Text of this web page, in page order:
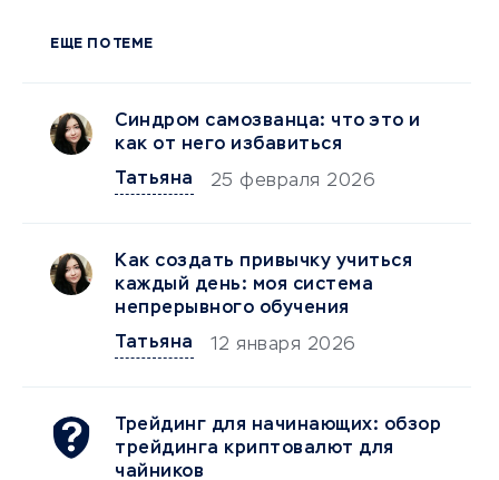
ЕЩЕ ПО ТЕМЕ
Синдром самозванца: что это и
как от него избавиться
Татьяна
25 февраля 2026
Как создать привычку учиться
каждый день: моя система
непрерывного обучения
Татьяна
12 января 2026
Трейдинг для начинающих: обзор
трейдинга криптовалют для
чайников